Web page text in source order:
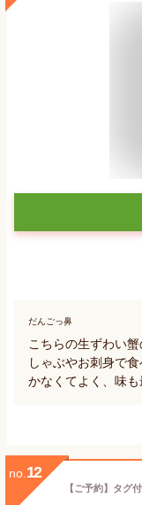
だんごっ鼻
こちらの生ずわい
しゃぶやお刺身で
かなくてよく、味も
no. 12